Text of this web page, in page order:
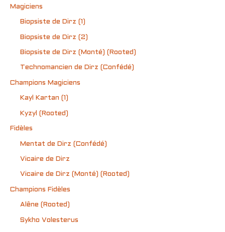
Magiciens
Biopsiste de Dirz (1)
Biopsiste de Dirz (2)
Biopsiste de Dirz (Monté) (Rooted)
Technomancien de Dirz (Confédé)
Champions Magiciens
Kayl Kartan (1)
Kyzyl (Rooted)
Fidèles
Mentat de Dirz (Confédé)
Vicaire de Dirz
Vicaire de Dirz (Monté) (Rooted)
Champions Fidèles
Alêne (Rooted)
Sykho Volesterus